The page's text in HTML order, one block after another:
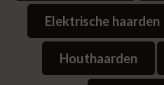
Elektrische haarden
Houthaarden